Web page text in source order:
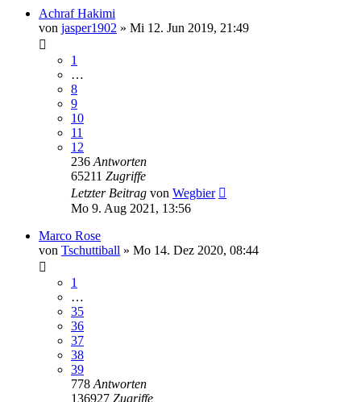
Achraf Hakimi
von jasper1902 » Mi 12. Jun 2019, 21:49
1
…
8
9
10
11
12
236 Antworten
65211 Zugriffe
Letzter Beitrag von Wegbier
Mo 9. Aug 2021, 13:56
Marco Rose
von Tschuttiball » Mo 14. Dez 2020, 08:44
1
…
35
36
37
38
39
778 Antworten
136927 Zugriffe